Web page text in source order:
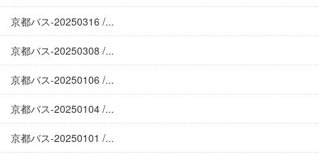
京都バス-20250316 /...
京都バス-20250308 /...
京都バス-20250106 /...
京都バス-20250104 /...
京都バス-20250101 /...